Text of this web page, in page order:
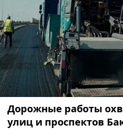
Дорожные работы
улиц и проспектов